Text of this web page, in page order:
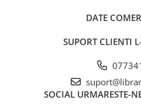
Psihologie și dezvoltare
Biografii și memorii
Parenting și educație
DATE
SUPORT CLIENTI
SOCIAL URMARESTE-